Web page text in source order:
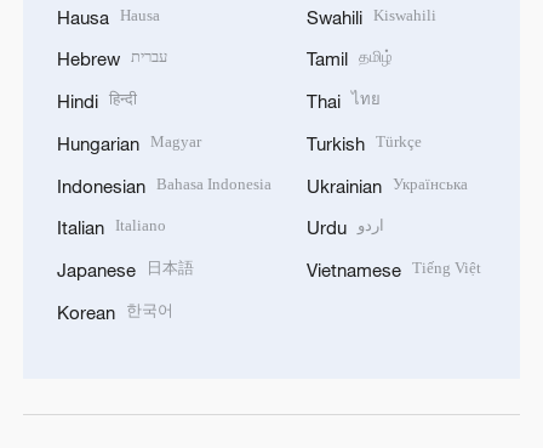
Hausa Hausa
Hebrew עברית
Hindi हिन्दी
Hungarian Magyar
Indonesian Bahasa Indonesia
Italian Italiano
Japanese 日本語
Korean 한국어
Swahili Kiswahili
Tamil தமிழ்
Thai ไทย
Turkish Türkçe
Ukrainian Українська
Urdu اردو
Vietnamese Tiếng Việt